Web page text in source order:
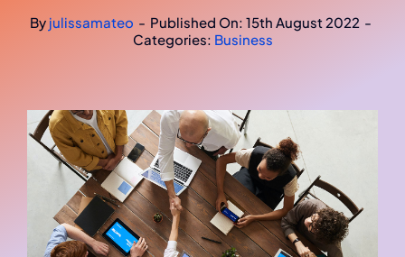
By julissamateo - Published On: 15th August 2022 -
Categories: Business